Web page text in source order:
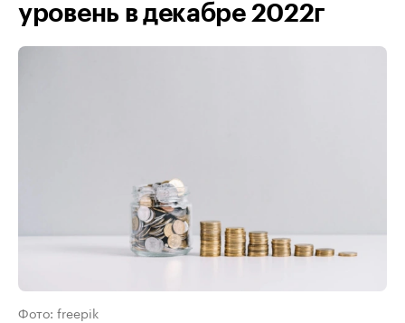
уровень в декабре 2022г
Фото: freepik